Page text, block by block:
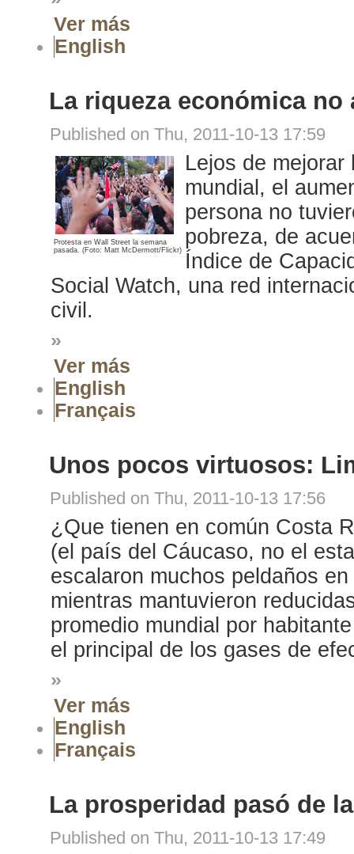
Ver más
English
La riqueza económica
Published on Thu, 2011-10-13 17:59
Protesta en Wall Street la semana
pasada. (Foto: Matt McDermott/Flickr)
Lejos de
mundial, el
persona no
pobreza, de
Índice de
Social Watch, una red
civil.
»
Ver más
English
Français
Unos pocos virtuosos:
Published on Thu, 2011-10-13 17:56
¿Que tienen en común Costa
(el país del Cáucaso, no el
escalaron muchos peldaños
mientras mantuvieron
promedio mundial por
el principal de los gases de
»
Ver más
English
Français
La prosperidad pasó de
Published on Thu, 2011-10-13 17:49